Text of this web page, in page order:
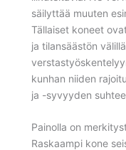
säilyttää muuten
Tällaiset koneet
ja tilansäästön
kunhan niiden
ja -syvyyden
Painolla on
Raskaampi kone